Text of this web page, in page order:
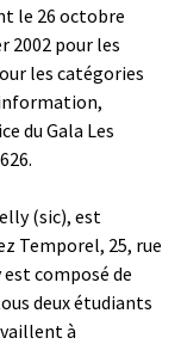
le 26 octobre
2002 pour les
les catégories
du Gala Les
(sic), est
Temporel, 25, rue
composé de
deux étudiants
à